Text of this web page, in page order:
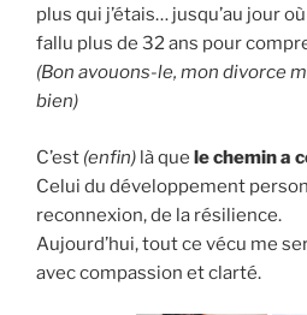
plus qui j’étais… jusqu’au jour où
fallu plus de 32 ans pour
(Bon avouons-le, mon divorce
bien)
C’est (enfin) là que le chemin a
Celui du développement
reconnexion, de la résilience.
Aujourd’hui, tout ce vécu me
avec compassion et clarté.